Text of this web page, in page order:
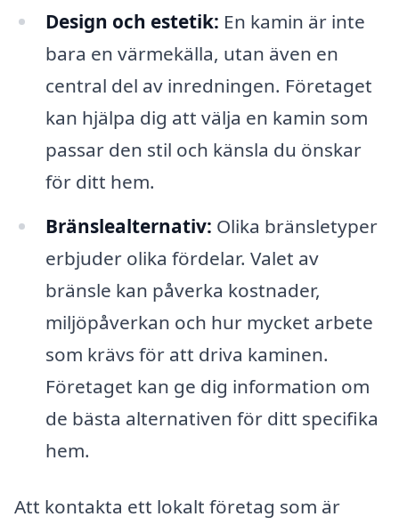
Design och estetik: En kamin är inte
bara en värmekälla, utan även en
central del av inredningen. Företaget
kan hjälpa dig att välja en kamin som
passar den stil och känsla du önskar
för ditt hem.
Bränslealternativ: Olika bränsletyper
erbjuder olika fördelar. Valet av
bränsle kan påverka kostnader,
miljöpåverkan och hur mycket arbete
som krävs för att driva kaminen.
Företaget kan ge dig information om
de bästa alternativen för ditt specifika
hem.
Att kontakta ett lokalt företag som är